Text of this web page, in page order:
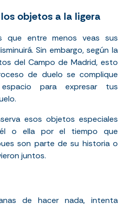
objetos a la ligera
que entre menos veas sus
Sin embargo, según la
del Campo de Madrid, esto
de duelo se complique
para expresar tus
esos objetos especiales
o ella por el tiempo que
son parte de su historia o
juntos.
de hacer nada, intenta